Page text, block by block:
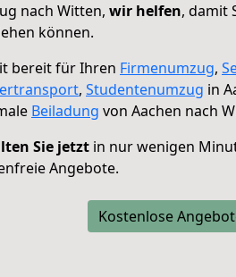
nach Witten, wir helfen, damit
können.
bereit für Ihren Firmenumzug,
, Studentenumzug in
Beiladung von Aachen nach
Sie jetzt in nur wenigen
Angebote.
Kostenlose